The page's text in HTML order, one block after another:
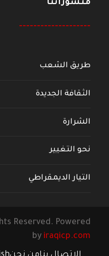
منشوراتنا
--------------------
طريق الشعب
الثقافة الجديدة
الشرارة
نحو التغيير
التيار الديمقراطي
Reserved. Powered
by iraqicp.com